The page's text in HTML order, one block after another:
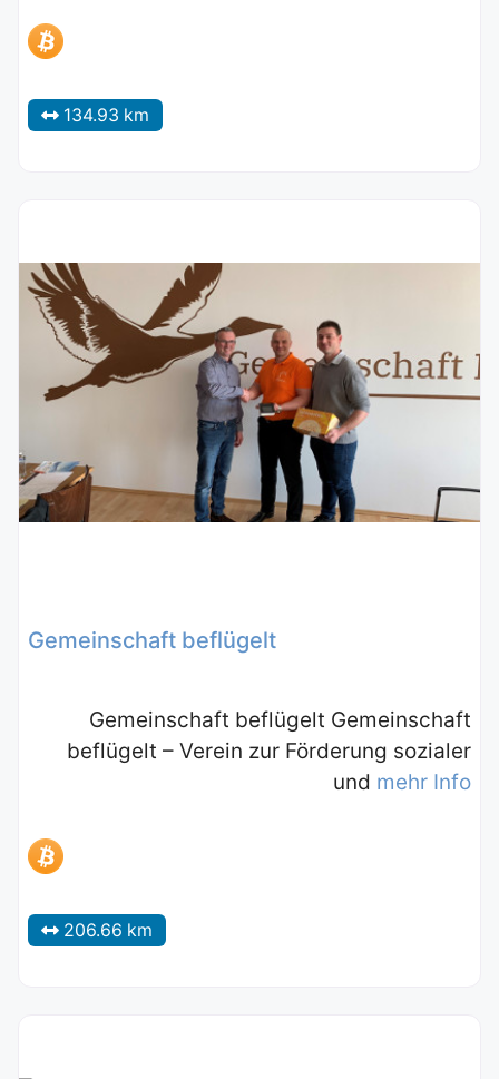
134.93 km
Gemeinschaft beflügelt
Gemeinschaft beflügelt Gemeinschaft
beflügelt – Verein zur Förderung sozialer
und mehr Info
206.66 km